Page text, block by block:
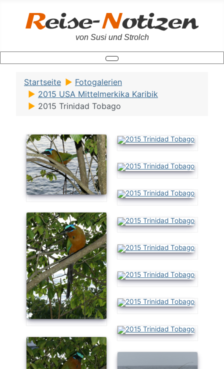
von Susi und Strolch
Startseite
Fotogalerien
2015 USA Mittelmerkika Karibik
2015 Trinidad Tobago